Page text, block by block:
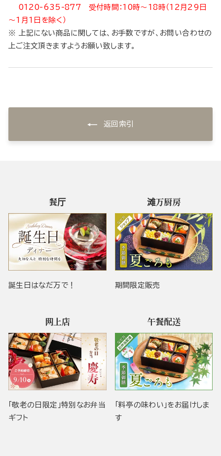
0120-635-877 受付時間：10時～18時（12月29日
～1月1日を除く）
※ 上記にない商品に関しては、お手数ですが、お問い合わせの
上ご注文頂きますようお願い致します。
返回索引
餐厅
誕生日はなだ万で！
滩万厨房
期間限定販売
网上店
「敬老の日限定」特別なお弁当
ギフト
午餐配送
「料亭の味わい」をお届けしま
す